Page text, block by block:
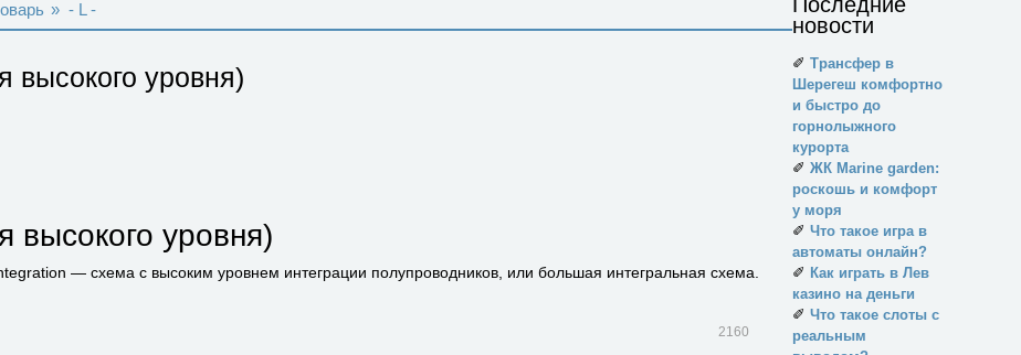
» - L -
высокого уровня)
высокого уровня)
— схема с высоким уровнем интеграции полупроводников, или большая интег­ральная схема.
2160
новости
✐ Трансфер в
Шерегеш комфортно
и быстро до
горнолыжного
курорта
✐ ЖК Marine garden:
роскошь и комфорт
у моря
✐ Что такое игра в
автоматы онлайн?
✐ Как играть в Лев
казино на деньги
✐ Что такое слоты с
реальным